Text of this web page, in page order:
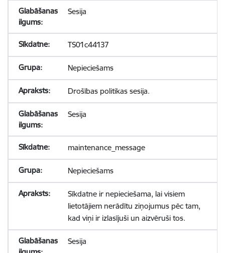
Sesija
TS01c44137
Nepieciešams
Drošības politikas sesija.
Sesija
maintenance_message
Nepieciešams
Sīkdatne ir nepieciešama, lai visiem
lietotājiem nerādītu ziņojumus pēc tam,
kad viņi ir izlasījuši un aizvēruši tos.
Sesija